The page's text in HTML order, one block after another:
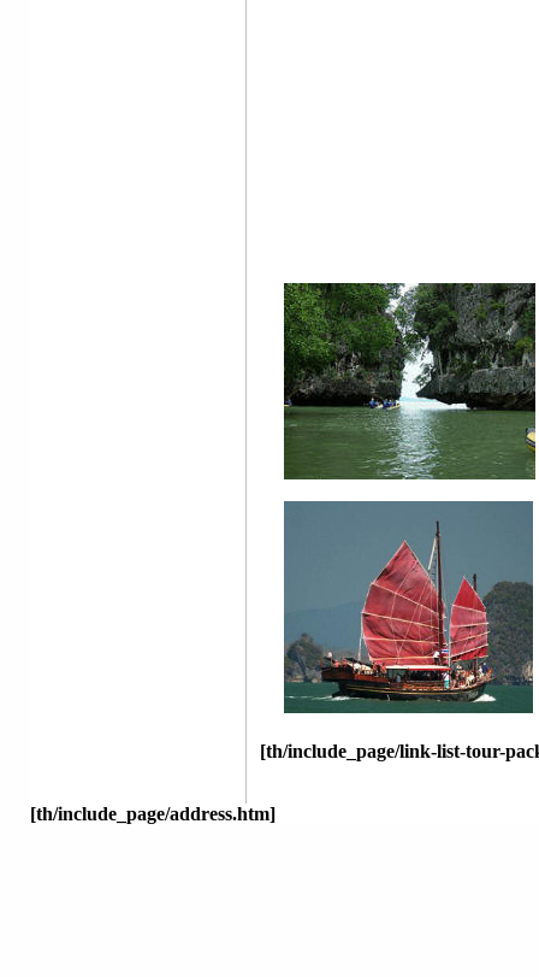
[th/include_page/link-list-tour-
[th/include_page/address.htm]